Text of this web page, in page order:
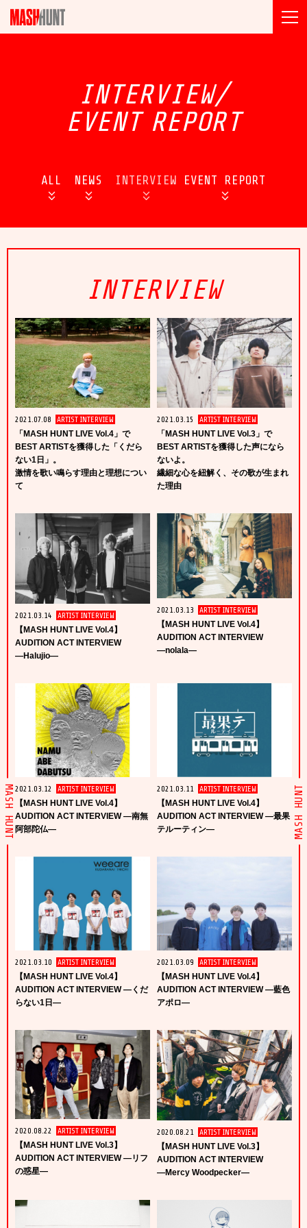
INTERVIEW/
EVENT REPORT
ALL NEWS INTERVIEW EVENT REPORT
MASH HUNT MASH HUNT
INTERVIEW
2021.07.08
ARTIST INTERVIEW
「MASH HUNT LIVE Vol.4」で
BEST ARTISTを獲得した「くだら
ない1日」。
激情を歌い鳴らす理由と理想につい
て
2021.03.15
ARTIST INTERVIEW
「MASH HUNT LIVE Vol.3」で
BEST ARTISTを獲得した声になら
ないよ。
繊細な心を紐解く、その歌が生まれ
た理由
2021.03.14
ARTIST INTERVIEW
【MASH HUNT LIVE Vol.4】
AUDITION ACT INTERVIEW
―Halujio―
2021.03.13
ARTIST INTERVIEW
【MASH HUNT LIVE Vol.4】
AUDITION ACT INTERVIEW
―nolala―
2021.03.12
ARTIST INTERVIEW
【MASH HUNT LIVE Vol.4】
AUDITION ACT INTERVIEW ―南無
阿部陀仏―
2021.03.11 ARTIST INTERVIEW
【MASH HUNT LIVE Vol.4】
AUDITION ACT INTERVIEW ―最果
テルーティン―
2021.03.10
ARTIST INTERVIEW
【MASH HUNT LIVE Vol.4】
AUDITION ACT INTERVIEW ―くだ
らない1日―
2021.03.09
ARTIST INTERVIEW
【MASH HUNT LIVE Vol.4】
AUDITION ACT INTERVIEW ―藍色
アポロ―
2020.08.22
ARTIST INTERVIEW
【MASH HUNT LIVE Vol.3】
AUDITION ACT INTERVIEW ―リフ
の惑星―
2020.08.21
ARTIST INTERVIEW
【MASH HUNT LIVE Vol.3】
AUDITION ACT INTERVIEW
―Mercy Woodpecker―